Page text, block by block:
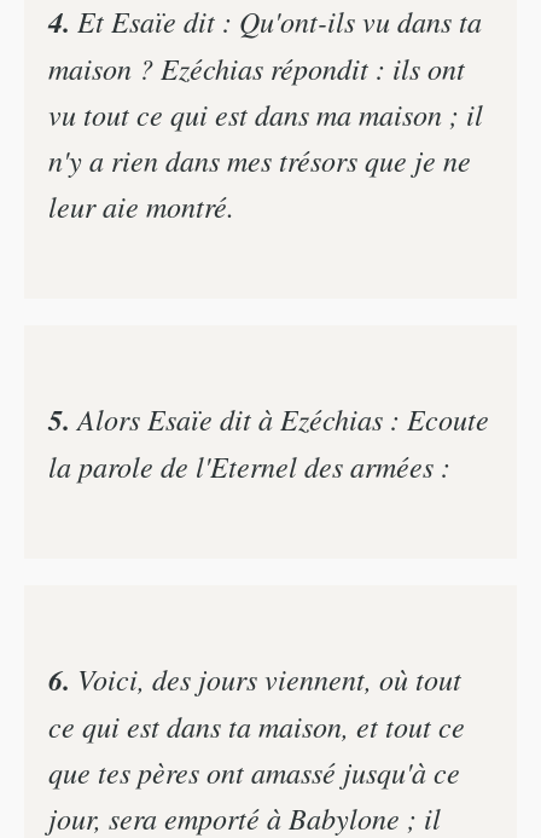
4. Et Esaïe dit : Qu'ont-ils vu dans ta
maison ? Ezéchias répondit : ils ont
vu tout ce qui est dans ma maison ; il
n'y a rien dans mes trésors que je ne
leur aie montré.
5. Alors Esaïe dit à Ezéchias : Ecoute
la parole de l'Eternel des armées :
6. Voici, des jours viennent, où tout
ce qui est dans ta maison, et tout ce
que tes pères ont amassé jusqu'à ce
jour, sera emporté à Babylone ; il